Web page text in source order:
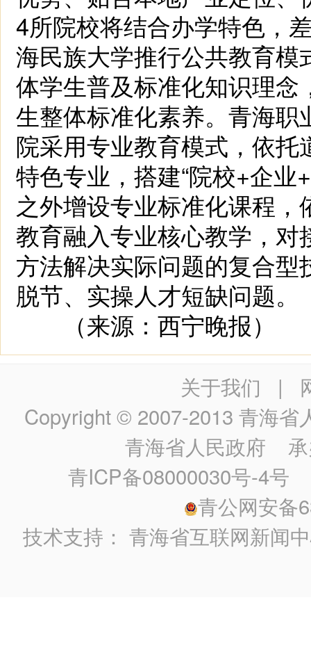
4所院校将结合办学特色，
海民族大学推行公共教育
体学生普及标准化知识理
生整体标准化素养。青海
院采用专业教育模式，依
特色专业，搭建“院校+企
之外增设专业标准化课程
教育融入专业核心教学，
方法解决实际问题的复合
脱节、实操人才短缺问题。
（来源：西宁晚报）
关于我们 |
Copyright © 2007-2013 青海省
青海省人民政府 承
青ICP备08000030号-4号
青公网安备
技术支持：青海省互联网新闻